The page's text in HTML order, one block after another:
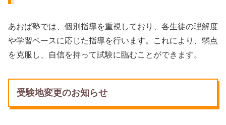
あおば塾では、個別指導を重視しており、各生徒の理解度
や学習ペースに応じた指導を行います。これにより、弱点
を克服し、自信を持って試験に臨むことができます。
受験地変更のお知らせ